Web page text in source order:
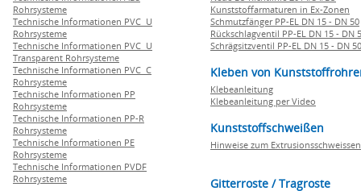
Rohrsysteme
Technische Informationen PVC U
Rohrsysteme
Technische Informationen PVC U
Transparent Rohrsysteme
Technische Informationen PVC C
Rohrsysteme
Technische Informationen PP
Rohrsysteme
Technische Informationen PP-R
Rohrsysteme
Technische Informationen PE
Rohrsysteme
Technische Informationen PVDF
Rohrsysteme
Kunststoffarmaturen in Ex-Zonen
Schmutzfänger PP-EL DN 15 - DN 50
Rückschlagventil PP-EL DN 15 - DN
Schrägsitzventil PP-EL DN 15 - DN 50
Kleben von
Klebeanleitung
Klebeanleitung per Video
Kunststoffschweißen
Hinweise zum Extrusionsschweissen
Gitterroste / Tragroste